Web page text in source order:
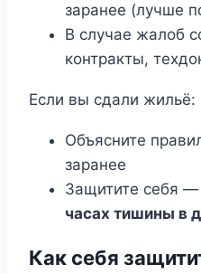
заранее (лучше
В случае жалоб
контракты,
Если вы сдали жильё:
Объясните
заранее
Защитите себя —
часах тишины в
Как себя